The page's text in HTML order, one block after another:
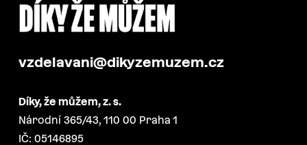
vzdelavani@dikyzemuzem.cz
Díky, že můžem, z. s.
Národní 365/43, 110 00 Praha 1
IČ: 05146895